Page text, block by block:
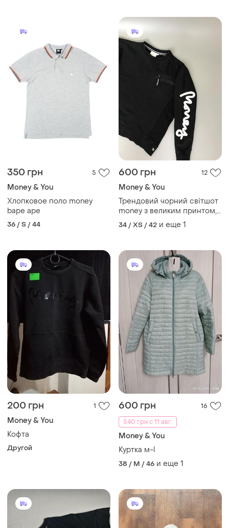
350 грн 5
Money & You
Хлопковое поло money
bape ape
36 / S / 44
600 грн 12
Money & You
Трендовий чорний світшот
money з великим принтом,
кишенею, замочком, кофта,
толстовка, худі, gorilla
34 / XS / 42 и еще 1
200 грн 1
Money & You
Кофта
Другой
600 грн
16
540 грн с 11 авг.
Money & You
Куртка м-l
38 / M / 46 и еще 1